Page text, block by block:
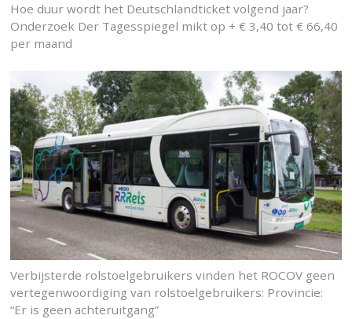
Hoe duur wordt het Deutschlandticket volgend jaar?
Onderzoek Der Tagesspiegel mikt op + € 3,40 tot € 66,40
per maand
Verbijsterde rolstoelgebruikers vinden het ROCOV geen
vertegenwoordiging van rolstoelgebruikers: Provincie:
“Er is geen achteruitgang”